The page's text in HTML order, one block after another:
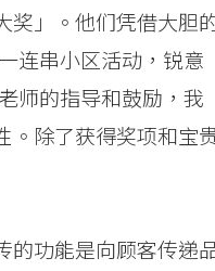
奖」。他们凭借大胆
连串小区活动，锐意
师的指导和鼓励，我
。除了获得奖项和宝
的功能是向顾客传递